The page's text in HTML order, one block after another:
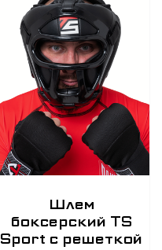
Шлем
боксерский TS
Sport с решеткой